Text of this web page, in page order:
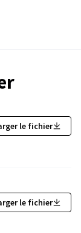
Prévention du
déroule sur
prendre
et
la parole
le fichier
le fichier